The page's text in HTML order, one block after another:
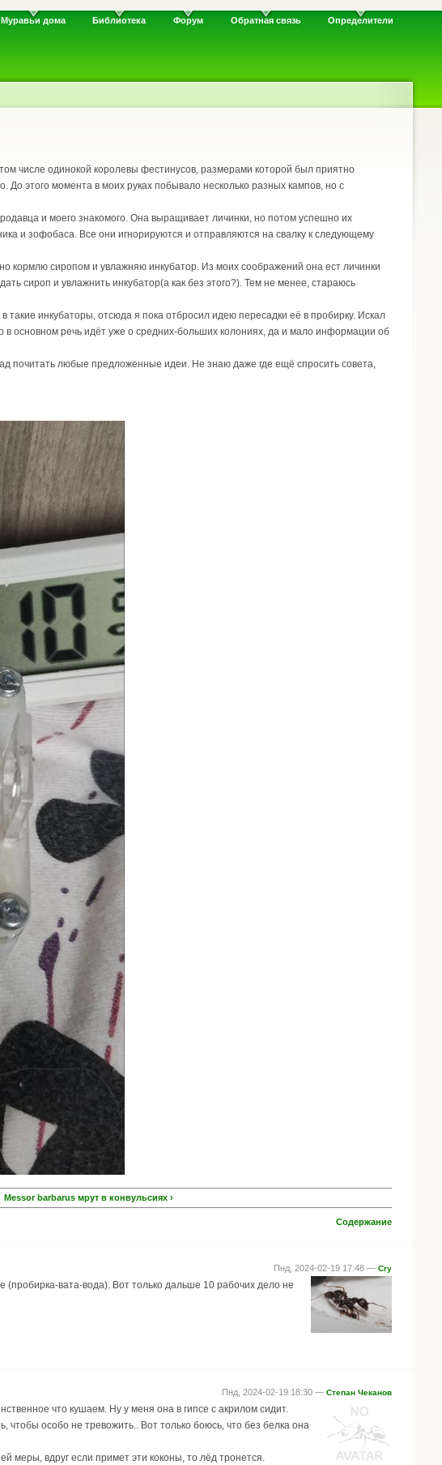
Муравьи дома Библиотека Форум Обратная связь Определители
числе одинокой королевы фестинусов, размерами которой был приятно
этого момента в моих руках побывало несколько разных кампов, но с
и моего знакомого. Она выращивает личинки, но потом успешно их
и зофобаса. Все они игнорируются и отправляются на свалку к следующему
кормлю сиропом и увлажняю инкубатор. Из моих соображений она ест личинки
сироп и увлажнить инкубатор(а как без этого?). Тем не менее, стараюсь
инкубаторы, отсюда я пока отбросил идею пересадки её в пробирку. Искал
основном речь идёт уже о средних-больших колониях, да и мало информации об
почитать любые предложенные идеи. Не знаю даже где ещё спросить совета,
Messor barbarus мрут в конвульсиях ›
Содержание
Пнд, 2024-02-19 17:48 — Cry
вата-вода). Вот только дальше 10 рабочих дело не
Пнд, 2024-02-19 18:30 — Степан Чеканов
что кушаем. Ну у меня она в гипсе с акрилом сидит.
чтобы особо не тревожить.. Вот только боюсь, что без белка она
меры, вдруг если примет эти коконы, то лёд тронется.